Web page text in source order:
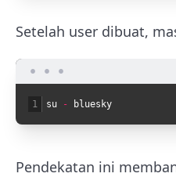
Setelah user dibuat,
1 su - bluesky
Pendekatan ini